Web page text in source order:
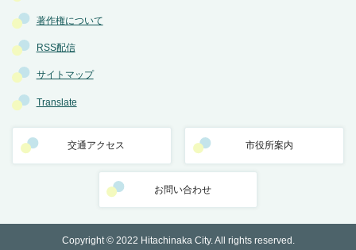
著作権について
RSS配信
サイトマップ
Translate
交通アクセス 市役所案内
お問い合わせ
Copyright © 2022 Hitachinaka City. All rights reserved.